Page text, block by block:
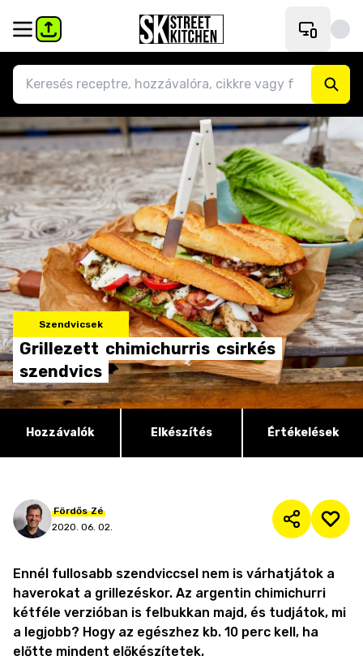
Szendvicsek
Grillezett chimichurris csirkés
szendvics
Hozzávalók Elkészítés Értékelések
Fördős Zé
2020. 06. 02.
Ennél fullosabb szendviccsel nem is várhatjátok a
haverokat a grillezéskor. Az argentin chimichurri
kétféle verzióban is felbukkan majd, és tudjátok, mi
a legjobb? Hogy az egészhez kb. 10 perc kell, ha
előtte mindent előkészítetek.